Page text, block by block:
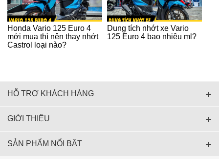
Honda Vario 125 Euro 4
mới mua thì nên thay nhớt
Castrol loại nào?
Dung tích nhớt xe Vario
125 Euro 4 bao nhiêu ml?
HỖ TRỢ KHÁCH HÀNG
GIỚI THIỆU
SẢN PHẨM NỔI BẬT